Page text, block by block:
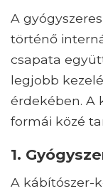
A
történő
csapata
legjobb
érdekében. A
formái közé
1.
A kábítószer-